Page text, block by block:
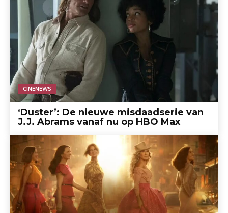
CINENEWS
‘Duster’: De nieuwe misdaadserie van
J.J. Abrams vanaf nu op HBO Max